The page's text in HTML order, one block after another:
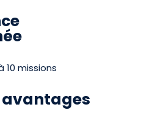
10 missions
avantages